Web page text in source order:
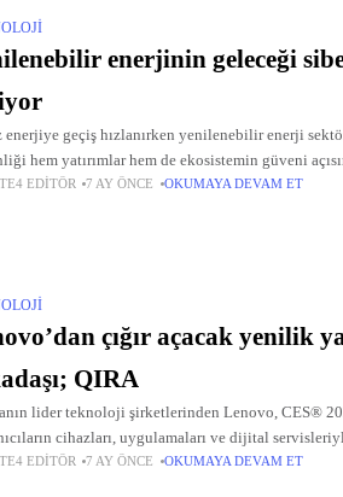
enerjinin geleceği siber güvenlikten
enerjiye geçiş hızlanırken yenilenebilir enerji
hem yatırımlar hem de ekosistemin güveni
EDITÖR 7 AY ÖNCE OKUMAYA DEVAM ET
çığır açacak yenilik
QIRA
lider teknoloji şirketlerinden Lenovo, CES®
cihazları, uygulamaları ve dijital
dönüştürmeyi hedefleyen, cihazlar arası kesintisiz
EDITÖR 7 AY ÖNCE OKUMAYA DEVAM ET